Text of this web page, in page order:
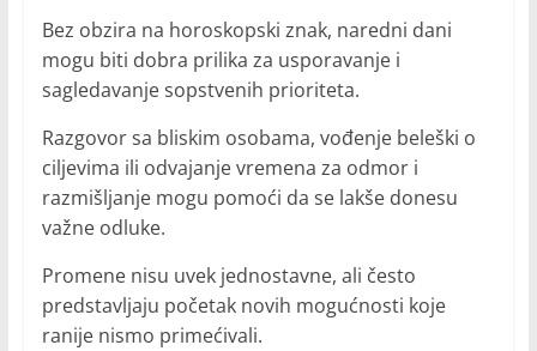
Bez obzira na horoskopski znak, naredni dani
mogu biti dobra prilika za usporavanje i
sagledavanje sopstvenih prioriteta.
Razgovor sa bliskim osobama, vođenje beleški o
ciljevima ili odvajanje vremena za odmor i
razmišljanje mogu pomoći da se lakše donesu
važne odluke.
Promene nisu uvek jednostavne, ali često
predstavljaju početak novih mogućnosti koje
ranije nismo primećivali.